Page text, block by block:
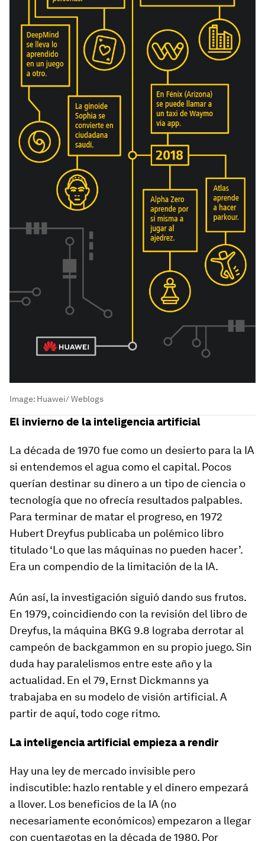
Image: Huawei/ Weblogs
El invierno de la inteligencia artificial
La década de 1970 fue como un desierto para la IA
si entendemos el agua como el capital. Pocos
querían destinar su dinero a un tipo de ciencia o
tecnología que no ofrecía resultados palpables.
Para terminar de matar el progreso, en 1972
Hubert Dreyfus publicaba un polémico libro
titulado ‘Lo que las máquinas no pueden hacer’.
Era un compendio de la limitación de la IA.
Aún así, la investigación siguió dando sus frutos.
En 1979, coincidiendo con la revisión del libro de
Dreyfus, la máquina BKG 9.8 lograba derrotar al
campeón de backgammon en su propio juego. Sin
duda hay paralelismos entre este año y la
actualidad. En el 79, Ernst Dickmanns ya
trabajaba en su modelo de visión artificial. A
partir de aquí, todo coge ritmo.
La inteligencia artificial empieza a rendir
Hay una ley de mercado invisible pero
indiscutible: hazlo rentable y el dinero empezará
a llover. Los beneficios de la IA (no
necesariamente económicos) empezaron a llegar
con cuentagotas en la década de 1980. Por